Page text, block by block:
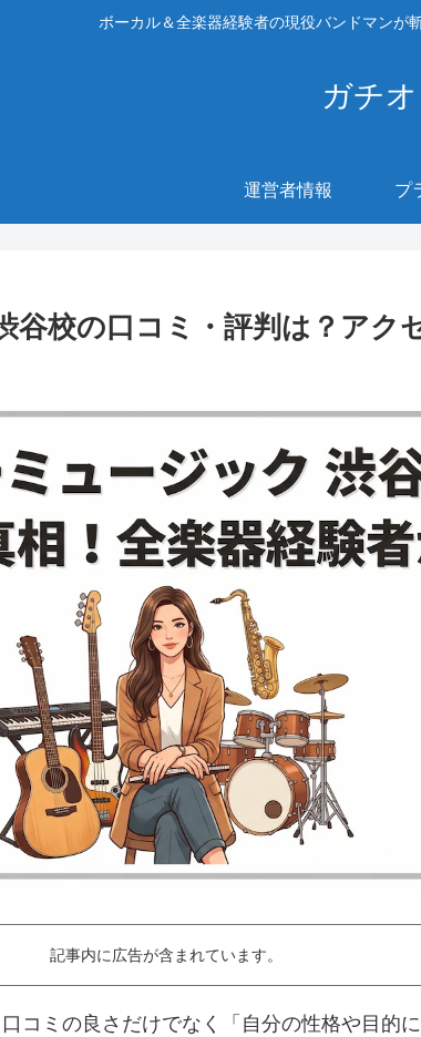
ボーカル＆全楽器経験者の現役バンドマンが
ガチオ
運営者情報 プ
谷校の口コミ・評判は？アク
記事内に広告が含まれています。
コミの良さだけでなく「自分の性格や目的